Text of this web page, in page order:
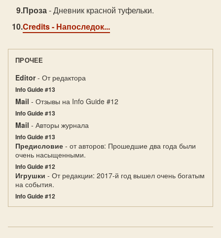
Проза- Дневник красной туфельки.
Credits- Напоследок...
ПРОЧЕЕ
Editor- От редактора
Info Guide #13
Mail - Отзывы на Info Guide #12
Info Guide #13
Mail - Авторы журнала
Info Guide #13
Предисловие - от авторов: Прошедшие два года были
очень насыщенными.
Info Guide #12
Игрушки - От редакции: 2017-й год вышел очень богатым
на события.
Info Guide #12